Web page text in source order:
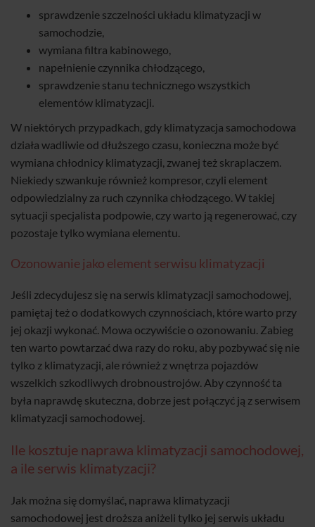
sprawdzenie szczelności układu klimatyzacji w
samochodzie,
wymiana filtra kabinowego,
napełnienie czynnika chłodzącego,
sprawdzenie stanu technicznego wszystkich
elementów klimatyzacji.
W niektórych przypadkach, gdy klimatyzacja samochodowa
działa wadliwie od dłuższego czasu, konieczna może być
wymiana chłodnicy klimatyzacji, zwanej też skraplaczem.
Niekiedy szwankuje również kompresor, czyli element
odpowiedzialny za ruch czynnika chłodzącego. W takiej
sytuacji specjalista podpowie, czy warto ją regenerować, czy
pozostaje tylko wymiana elementu.
Ozonowanie jako element serwisu klimatyzacji
Jeśli zdecydujesz się na serwis klimatyzacji samochodowej,
pamiętaj też o dodatkowych czynnościach, które warto przy
jej okazji wykonać. Mowa oczywiście o ozonowaniu. Zabieg
ten warto powtarzać dwa razy do roku, aby pozbywać się nie
tylko z klimatyzacji, ale również z wnętrza pojazdów
wszelkich szkodliwych drobnoustrojów. Aby czynność ta
była naprawdę skuteczna, dobrze jest połączyć ją z serwisem
klimatyzacji samochodowej.
Ile kosztuje naprawa klimatyzacji samochodowej,
a ile serwis klimatyzacji?
Jak można się domyślać, naprawa klimatyzacji
samochodowej jest droższa aniżeli tylko jej serwis układu